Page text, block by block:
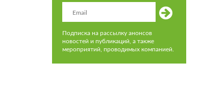
Подписка на рассылку анонсов
новостей и публикаций, а также
мероприятий, проводимых компанией.